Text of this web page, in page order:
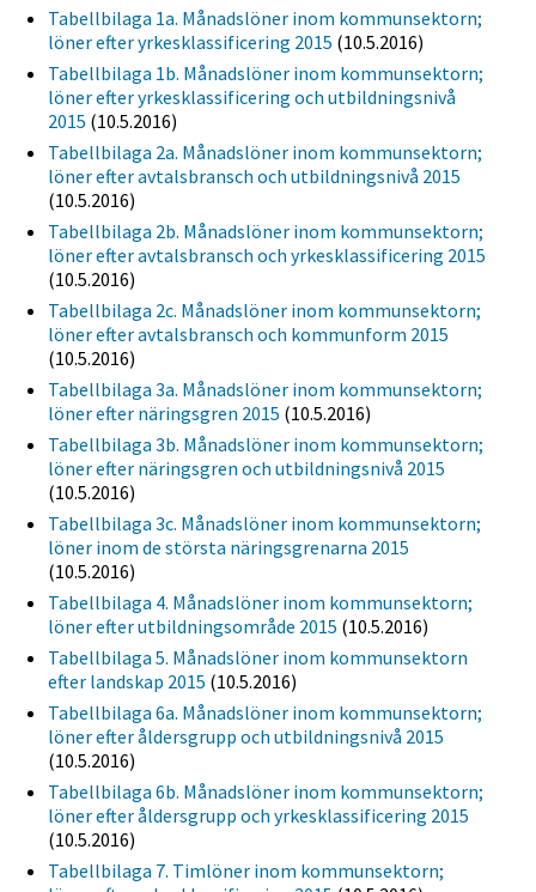
Tabellbilaga 1a. Månadslöner inom kommunsektorn;
löner efter yrkesklassificering 2015 (10.5.2016)
Tabellbilaga 1b. Månadslöner inom kommunsektorn;
löner efter yrkesklassificering och utbildningsnivå
2015 (10.5.2016)
Tabellbilaga 2a. Månadslöner inom kommunsektorn;
löner efter avtalsbransch och utbildningsnivå 2015
(10.5.2016)
Tabellbilaga 2b. Månadslöner inom kommunsektorn;
löner efter avtalsbransch och yrkesklassificering 2015
(10.5.2016)
Tabellbilaga 2c. Månadslöner inom kommunsektorn;
löner efter avtalsbransch och kommunform 2015
(10.5.2016)
Tabellbilaga 3a. Månadslöner inom kommunsektorn;
löner efter näringsgren 2015 (10.5.2016)
Tabellbilaga 3b. Månadslöner inom kommunsektorn;
löner efter näringsgren och utbildningsnivå 2015
(10.5.2016)
Tabellbilaga 3c. Månadslöner inom kommunsektorn;
löner inom de största näringsgrenarna 2015
(10.5.2016)
Tabellbilaga 4. Månadslöner inom kommunsektorn;
löner efter utbildningsområde 2015 (10.5.2016)
Tabellbilaga 5. Månadslöner inom kommunsektorn
efter landskap 2015 (10.5.2016)
Tabellbilaga 6a. Månadslöner inom kommunsektorn;
löner efter åldersgrupp och utbildningsnivå 2015
(10.5.2016)
Tabellbilaga 6b. Månadslöner inom kommunsektorn;
löner efter åldersgrupp och yrkesklassificering 2015
(10.5.2016)
Tabellbilaga 7. Timlöner inom kommunsektorn;